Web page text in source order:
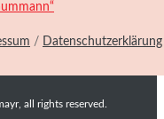
/ Datenschutzerklärung
, all rights reserved.